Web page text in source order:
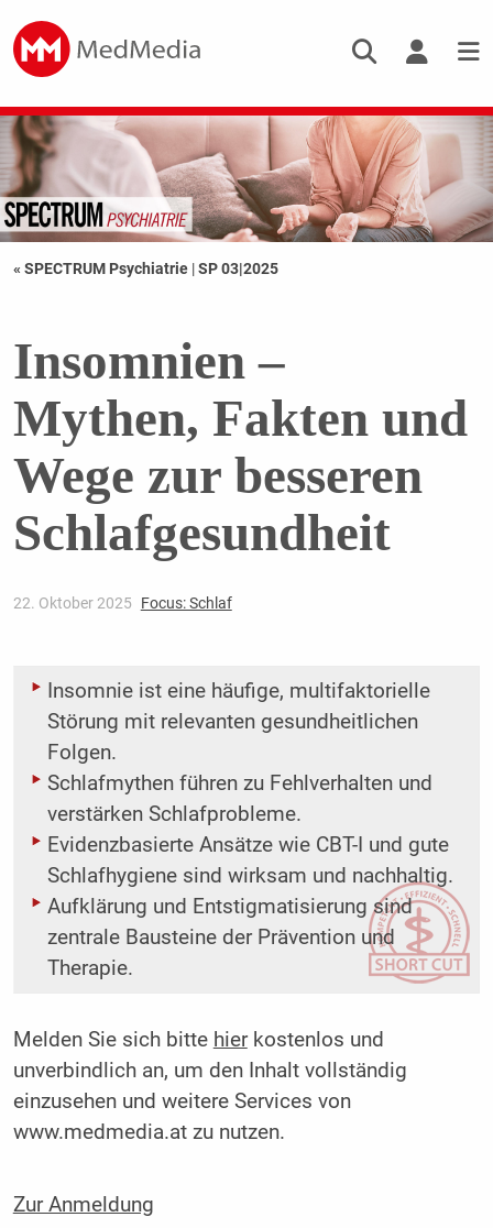
« SPECTRUM Psychiatrie |SP 03|2025
Insomnien –
Mythen, Fakten und
Wege zur besseren
Schlafgesundheit
22. Oktober 2025 Focus: Schlaf
Insomnie ist eine häufige, multifaktorielle
Störung mit relevanten gesundheitlichen
Folgen.
Schlafmythen führen zu Fehlverhalten und
verstärken Schlafprobleme.
Evidenzbasierte Ansätze wie CBT-I und gute
Schlafhygiene sind wirksam und nachhaltig.
Aufklärung und Entstigmatisierung sind
zentrale Bausteine der Prävention und
Therapie.
Melden Sie sich bitte hierkostenlos und
unverbindlich an, um den Inhalt vollständig
einzusehen und weitere Services von
www.medmedia.at zu nutzen.
Zur Anmeldung